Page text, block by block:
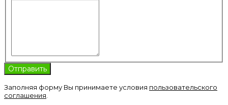
Заполняя форму Вы принимаете условия пользовательского
соглашения